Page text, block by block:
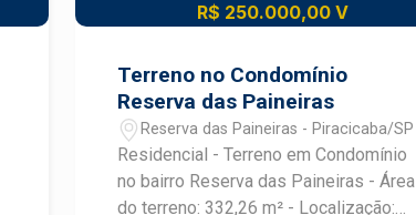
R$ 250.000,00 V
Terreno no Condomínio
Reserva das Paineiras
Reserva das Paineiras - Piracicaba/SP
Residencial - Terreno em Condomínio
no bairro Reserva das Paineiras - Área
do terreno: 332,26 m² - Localização: